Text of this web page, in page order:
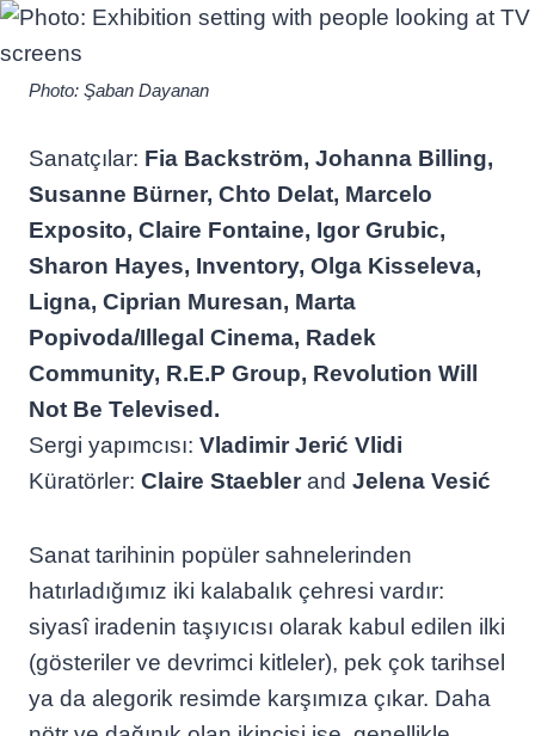
Photo: Şaban Dayanan
Sanatçılar: Fia Backström, Johanna Billing,
Susanne Bürner, Chto Delat, Marcelo
Exposito, Claire Fontaine, Igor Grubic,
Sharon Hayes, Inventory, Olga Kisseleva,
Ligna, Ciprian Muresan, Marta
Popivoda/Illegal Cinema, Radek
Community, R.E.P Group, Revolution Will
Not Be Televised.
Sergi yapımcısı: Vladimir Jerić Vlidi
Küratörler: Claire Staebler and Jelena Vesić
Sanat tarihinin popüler sahnelerinden
hatırladığımız iki kalabalık çehresi vardır:
siyasî iradenin taşıyıcısı olarak kabul edilen ilki
(gösteriler ve devrimci kitleler), pek çok tarihsel
ya da alegorik resimde karşımıza çıkar. Daha